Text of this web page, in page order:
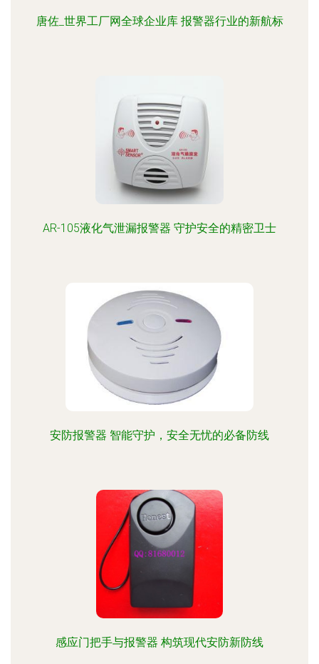
唐佐_世界工厂网全球企业库 报警器行业的新航标
AR-105液化气泄漏报警器 守护安全的精密卫士
安防报警器 智能守护，安全无忧的必备防线
感应门把手与报警器 构筑现代安防新防线